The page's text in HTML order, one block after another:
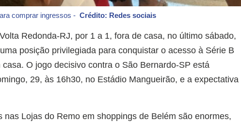
comprar ingressos -Crédito: Redes sociais
Redonda-RJ, por 1 a 1, fora de casa, no último sábado,
posição privilegiada para conquistar o acesso à Série B
O jogo decisivo contra o São Bernardo-SP está
29, às 16h30, no Estádio Mangueirão, e a expectativa
nas Lojas do Remo em shoppings de Belém são enormes,